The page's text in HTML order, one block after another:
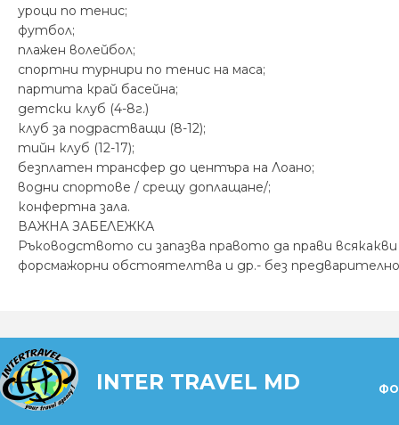
уроци по тенис;
футбол;
плажен волейбол;
спортни турнири по тенис на маса;
партита край басейна;
детски клуб (4-8г.)
клуб за подрастващи (8-12);
тийн клуб (12-17);
безплатен трансфер до центъра на Лоано;
водни спортове / срещу доплащане/;
конфертна зала.
ВАЖНА ЗАБЕЛЕЖКА
Ръководството си запазва правото да прави
форсмажорни обстоятелтва и др.- без
INTER TRAVEL MD